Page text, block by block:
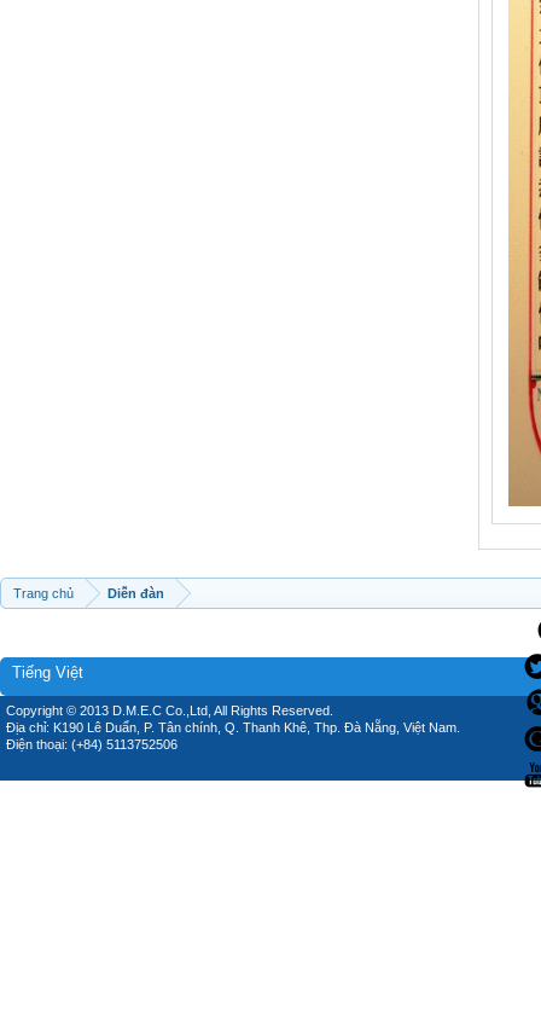
Trang chủ Diễn đàn
Tiếng Việt
Copyright © 2013 D.M.E.C Co.,Ltd, All Rights Reserved.
Địa chỉ: K190 Lê Duẩn, P. Tân chính, Q. Thanh Khê, Thp. Đà Nẵng, Việt Nam.
Điện thoại: (+84) 5113752506